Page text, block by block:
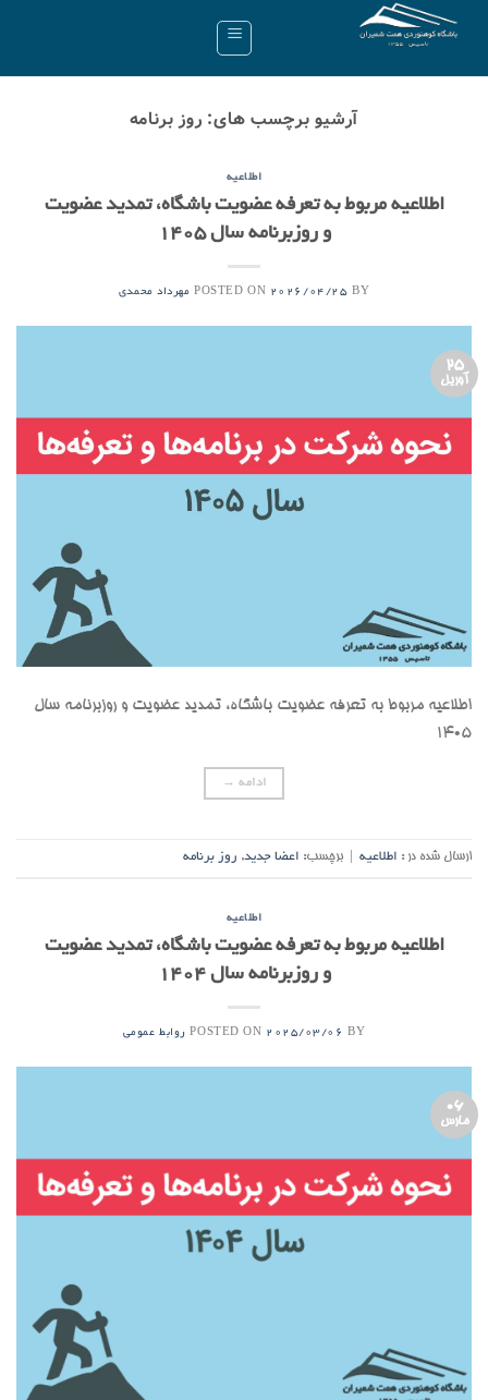
آرشیو برچسب های: روز برنامه
اطلاعیه
اطلاعیه مربوط به تعرفه عضویت باشگاه، تمدید عضویت
و روزبرنامه سال ۱۴۰۵
POSTED ON 2026/04/25 BY مهرداد محمدی
25
آوریل
اطلاعیه مربوط به تعرفه عضویت باشگاه، تمدید عضویت و روزبرنامه سال
۱۴۰۵
ادامه →
ارسال شده در : اطلاعیه برچسب: اعضا جدید, روز برنامه
اطلاعیه
اطلاعیه مربوط به تعرفه عضویت باشگاه، تمدید عضویت
و روزبرنامه سال ۱۴۰۴
POSTED ON 2025/03/06 BY روابط عمومی
06
مارس